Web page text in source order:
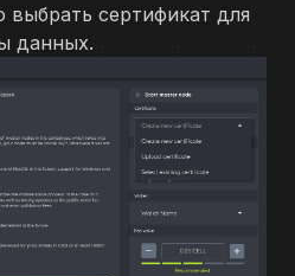
сертификат для
данных.